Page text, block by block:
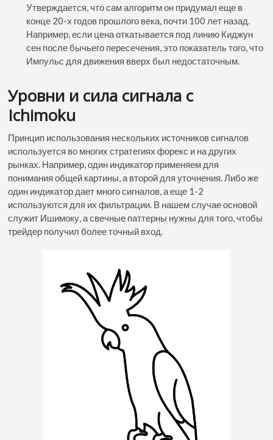
Утверждается, что сам алгоритм он придумал еще в
конце 20-х годов прошлого века, почти 100 лет назад.
Например, если цена откатывается под линию Киджун
сен после бычьего пересечения, это показатель того, что
Импульс для движения вверх был недостаточным.
Уровни и сила сигнала с
Ichimoku
Принцип использования нескольких источников сигналов
используется во многих стратегиях форекс и на других
рынках. Например, один индикатор применяем для
понимания общей картины, а второй для уточнения. Либо же
один индикатор дает много сигналов, а еще 1-2
используются для их фильтрации. В нашем случае основой
служит Ишимоку, а свечные паттерны нужны для того, чтобы
трейдер получил более точный вход.